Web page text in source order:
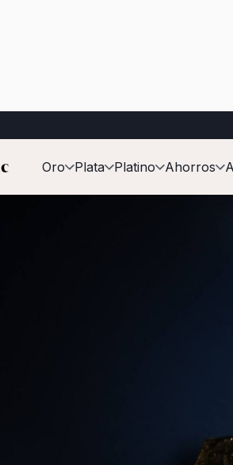
Oro Plata Platino Ahorros
de junio de 2026